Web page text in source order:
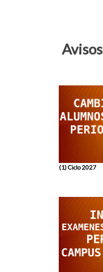
Avisos
(1) Ciclo 2027